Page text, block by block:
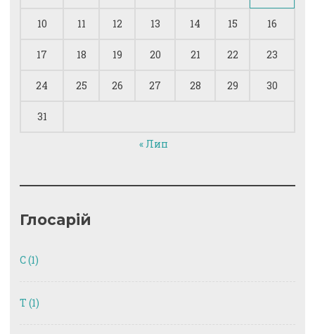
10 11 12 13 14 15 16
17 18 19 20 21 22 23
24 25 26 27 28 29 30
31
« Лип
Глосарій
C(1)
T (1)